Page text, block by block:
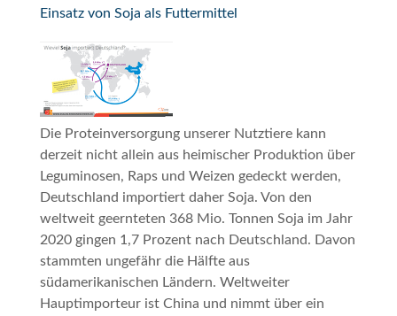
Einsatz von Soja als Futtermittel
Die Proteinversorgung unserer Nutztiere kann
derzeit nicht allein aus heimischer Produktion über
Leguminosen, Raps und Weizen gedeckt werden,
Deutschland importiert daher Soja. Von den
weltweit geernteten 368 Mio. Tonnen Soja im Jahr
2020 gingen 1,7 Prozent nach Deutschland. Davon
stammten ungefähr die Hälfte aus
südamerikanischen Ländern. Weltweiter
Hauptimporteur ist China und nimmt über ein